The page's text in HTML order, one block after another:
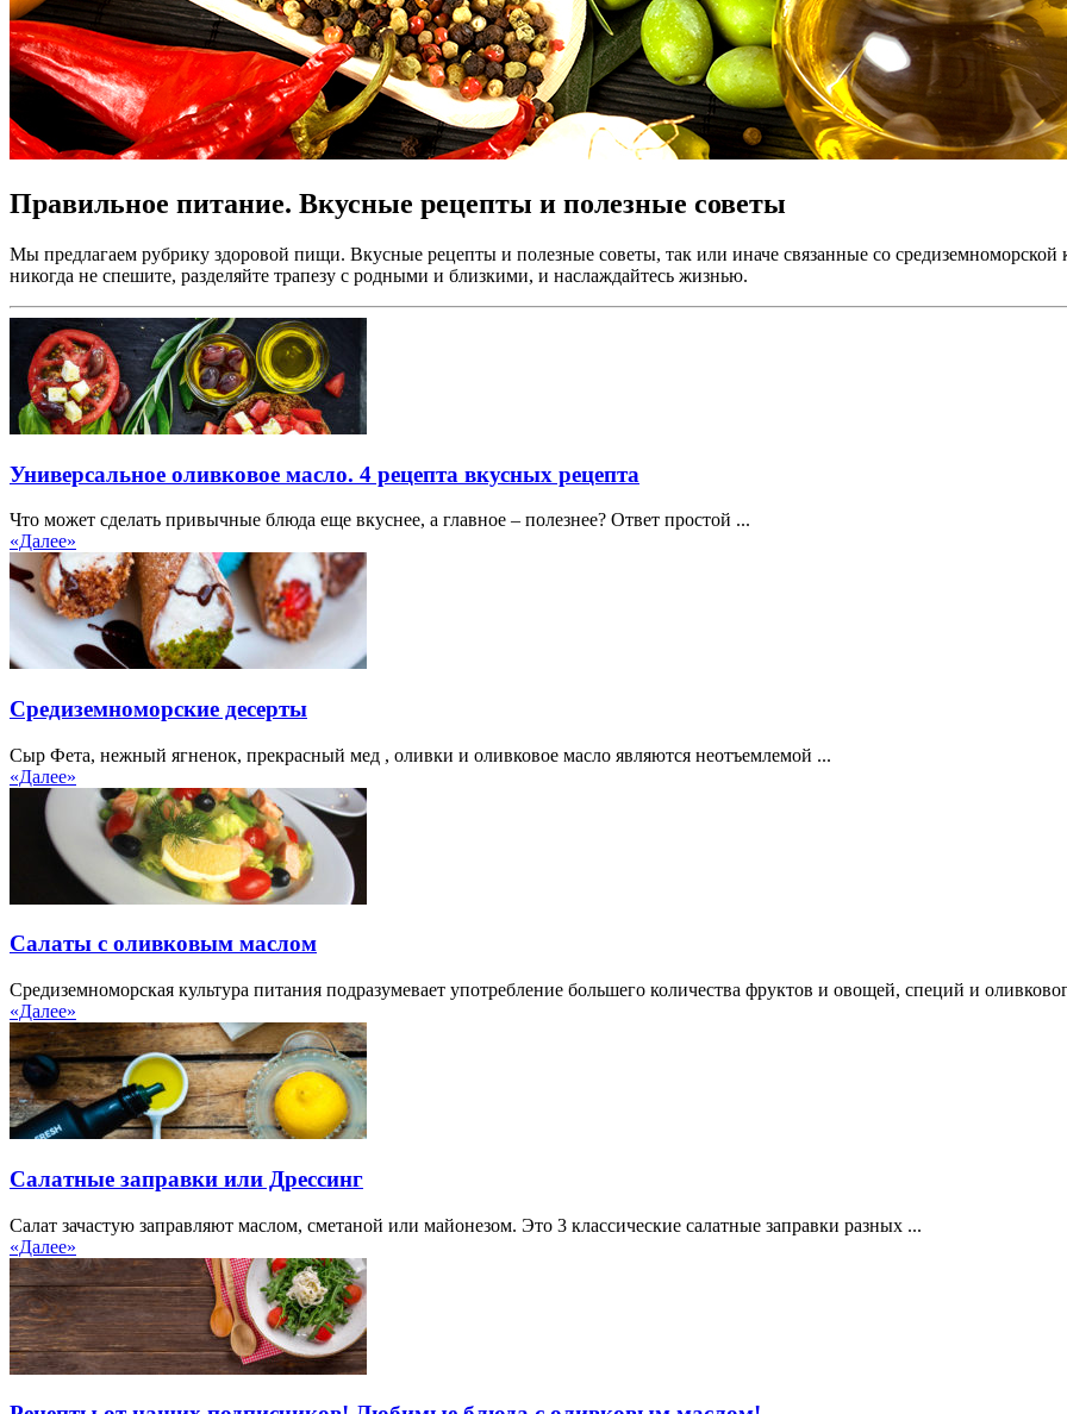
Правильное питание. Вкусные рецепты и полезные советы
Мы предлагаем рубрику здоровой пищи. Вкусные рецепты и полезные советы, так или иначе связанные со
никогда не спешите, разделяйте трапезу с родными и близкими, и наслаждайтесь жизнью.
Универсальное оливковое масло. 4 рецепта вкусных рецепта
Что может сделать привычные блюда еще вкуснее, а главное – полезнее? Ответ простой ...
«Далее»
Средиземноморские десерты
Сыр Фета, нежный ягненок, прекрасный мед , оливки и оливковое масло являются неотъемлемой ...
«Далее»
Салаты с оливковым маслом
Средиземноморская культура питания подразумевает употребление большего количества фруктов и овощей, специй и
«Далее»
Салатные заправки или Дрессинг
Салат зачастую заправляют маслом, сметаной или майонезом. Это 3 классические салатные заправки разных ...
«Далее»